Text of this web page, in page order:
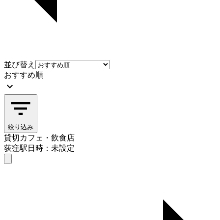
並び替え
おすすめ順
絞り込み
貸切カフェ・飲食店
荻窪駅日時：未設定